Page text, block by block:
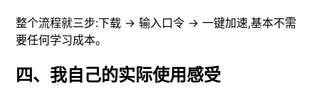
整个流程就三步:下载 → 输入口令 → 一键加速,基本不需
要任何学习成本。
四、我自己的实际使用感受